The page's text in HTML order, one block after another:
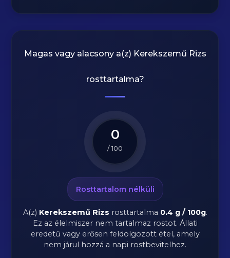
Magas vagy alacsony a(z) Kerekszemű Rizs
rosttartalma?
0
/ 100
Rosttartalom nélküli
A(z) Kerekszemű Rizs rosttartalma 0.4 g / 100g.
Ez az élelmiszer nem tartalmaz rostot. Állati
eredetű vagy erősen feldolgozott étel, amely
nem járul hozzá a napi rostbevitelhez.